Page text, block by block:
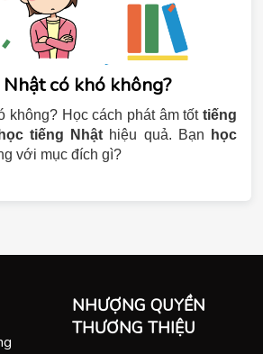
có khó không?
không? Học cách phát âm tốt tiếng
học tiếng Nhật hiệu quả. Bạn
học
với mục đích gì?
NHƯỢNG QUYỀN
THƯƠNG THIỆU